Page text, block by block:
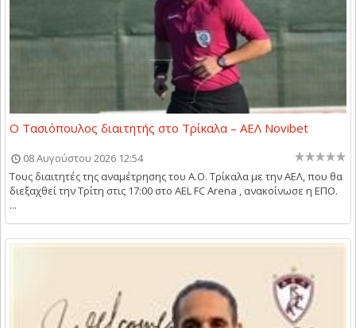
Ο Τασιόπουλος διαιτητής στο Τρίκαλα – ΑΕΛ Novibet
08 Αυγούστου 2026 12:54
Τους διαιτητές της αναμέτρησης του Α.Ο. Τρίκαλα με την ΑΕΛ, που θα
διεξαχθεί την Τρίτη στις 17:00 στο AEL FC Arena , ανακοίνωσε η ΕΠΟ.
...